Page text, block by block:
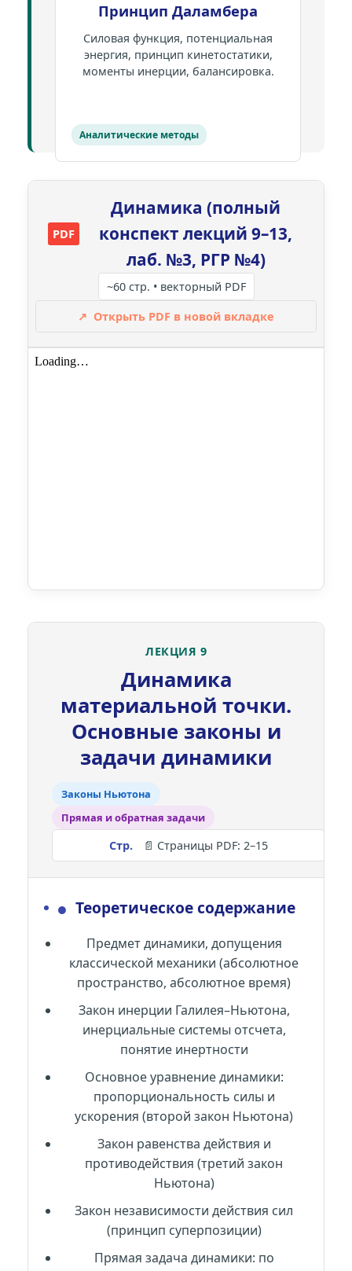
Принцип Даламбера
Силовая функция, потенциальная
энергия, принцип кинетостатики,
моменты инерции, балансировка.
Аналитические методы
PDF
Динамика (полный
конспект лекций 9–13,
лаб. №3, РГР №4)
~60 стр. • векторный PDF
↗ Открыть PDF в новой вкладке
ЛЕКЦИЯ 9
Динамика
материальной точки.
Основные законы и
задачи динамики
Законы Ньютона
Прямая и обратная задачи
📄 Страницы PDF: 2–15
● Теоретическое содержание
Предмет динамики, допущения
классической механики (абсолютное
пространство, абсолютное время)
Закон инерции Галилея–Ньютона,
инерциальные системы отсчета,
понятие инертности
Основное уравнение динамики:
пропорциональность силы и
ускорения (второй закон Ньютона)
Закон равенства действия и
противодействия (третий закон
Ньютона)
Закон независимости действия сил
(принцип суперпозиции)
Прямая задача динамики: по